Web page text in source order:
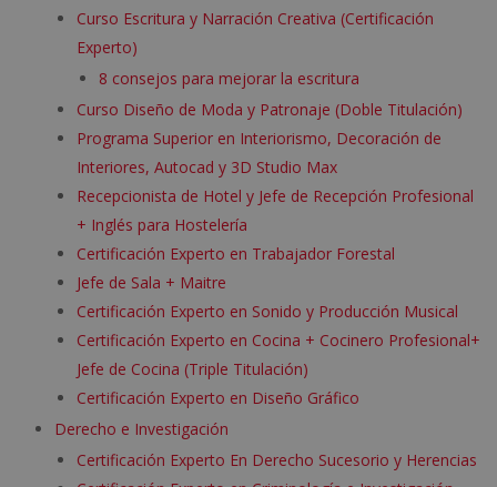
Curso Escritura y Narración Creativa (Certificación
Experto)
8 consejos para mejorar la escritura
Curso Diseño de Moda y Patronaje (Doble Titulación)
Programa Superior en Interiorismo, Decoración de
Interiores, Autocad y 3D Studio Max
Recepcionista de Hotel y Jefe de Recepción Profesional
+ Inglés para Hostelería
Certificación Experto en Trabajador Forestal
Jefe de Sala + Maitre
Certificación Experto en Sonido y Producción Musical
Certificación Experto en Cocina + Cocinero Profesional+
Jefe de Cocina (Triple Titulación)
Certificación Experto en Diseño Gráfico
Derecho e Investigación
Certificación Experto En Derecho Sucesorio y Herencias